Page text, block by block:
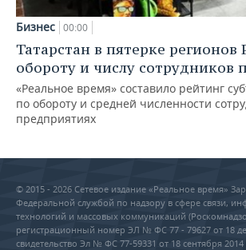
Бизнес 00:00
Татарстан в пятерке регионов
обороту и числу сотрудников
«Реальное время» составило рейтинг
по обороту и средней численности
предприятиях
© 2015 - 2026 Сетевое издание «Реальное время»
Федеральной службой по надзору в сфере связи,
технологий и массовых коммуникаций
регистрационный номер ЭЛ № ФС 77 - 79627 от 18
свидетельство Эл № ФС 77-59331 от 18 сентября 2014